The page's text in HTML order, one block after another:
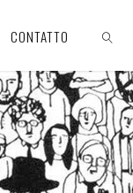
CONTATTO
CERCA